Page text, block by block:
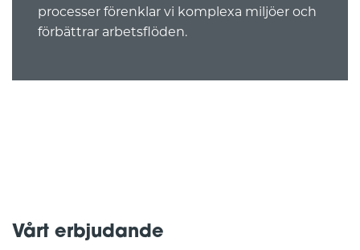
processer förenklar vi komplexa miljöer och
förbättrar arbetsflöden.
Vårt erbjudande